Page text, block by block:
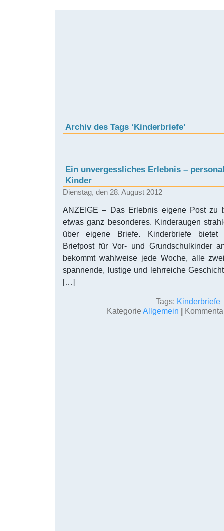
Archiv des Tags ‘Kinderbriefe’
Ein unvergessliches Erlebnis –
Kinder
Dienstag, den 28. August 2012
ANZEIGE – Das Erlebnis eigene Post zu
etwas ganz besonderes. Kinderaugen
über eigene Briefe. Kinderbriefe bietet
Briefpost für Vor- und Grundschulkinder
bekommt wahlweise jede Woche, alle
spannende, lustige und lehrreiche
[…]
Tags: Kinderbriefe
Kategorie Allgemein